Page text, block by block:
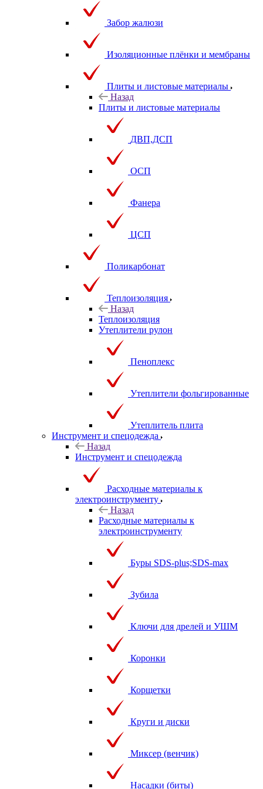
Забор жалюзи
Изоляционные плёнки и мембраны
Плиты и листовые материалы
Назад
Плиты и листовые материалы
ДВП,ДСП
ОСП
Фанера
ЦСП
Поликарбонат
Теплоизоляция
Назад
Теплоизоляция
Утеплители рулон
Пеноплекс
Утеплители фольгированные
Утеплитель плита
Инструмент и спецодежда
Назад
Инструмент и спецодежда
Расходные материалы к
электроинструменту
Назад
Расходные материалы к
электроинструменту
Буры SDS-plus;SDS-max
Зубила
Ключи для дрелей и УШМ
Коронки
Корщетки
Круги и диски
Миксер (венчик)
Насадки (биты)